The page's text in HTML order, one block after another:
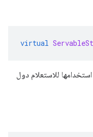
virtual
للاستعلام دول